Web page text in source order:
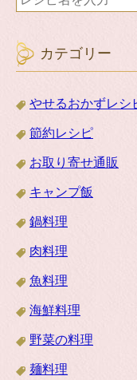
カテゴリー
やせるおかずレシ
節約レシピ
お取り寄せ通販
キャンプ飯
鍋料理
肉料理
魚料理
海鮮料理
野菜の料理
麺料理